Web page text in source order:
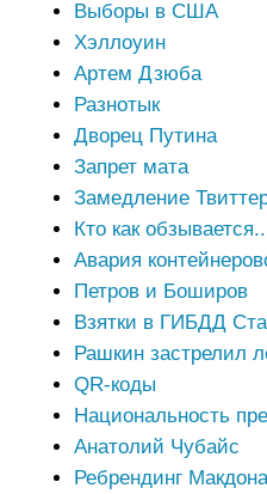
Выборы в США
Хэллоуин
Артем Дзюба
Разнотык
Дворец Путина
Запрет мата
Замедление
Кто как
Авария
Петров и Боширов
Взятки в ГИБДД
Рашкин застрелил
QR-коды
Национальность
Анатолий Чубайс
Ребрендинг